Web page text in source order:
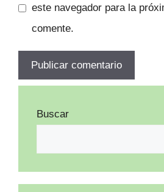
este navegador para la
comente.
Buscar